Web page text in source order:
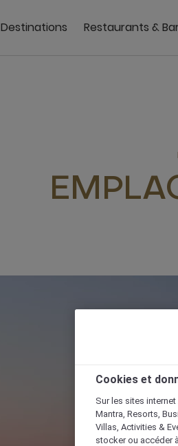
Destinations Restaurants &
Cookies et
Sur les sites
Mantra, Resorts,
Villas, Activities &
stocker ou accéder